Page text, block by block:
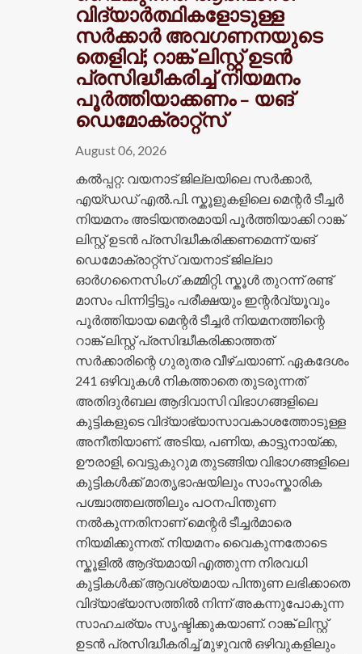
വിദ്യാർത്ഥികളോടുള്ള
സർക്കാർ അവഗണനയുടെ
തെളിവ്; റാങ്ക് ലിസ്റ്റ് ഉടൻ
പ്രസിദ്ധീകരിച്ച് നിയമനം
പൂർത്തിയാക്കണം – യങ്
ഡെമോക്രാറ്റ്സ്
August 06, 2026
കൽപ്പറ്റ: വയനാട് ജില്ലയിലെ സർക്കാർ,
എയ്ഡഡ് എൽ.പി. സ്കൂളുകളിലെ മെന്റർ ടീച്ചർ
നിയമനം അടിയന്തരമായി പൂർത്തിയാക്കി റാങ്ക്
ലിസ്റ്റ് ഉടൻ പ്രസിദ്ധീകരിക്കണമെന്ന് യങ്
ഡെമോക്രാറ്റ്സ് വയനാട് ജില്ലാ
ഓർഗനൈസിംഗ് കമ്മിറ്റി. സ്കൂൾ തുറന്ന് രണ്ട്
മാസം പിന്നിട്ടിട്ടും പരീക്ഷയും ഇന്റർവ്യൂവും
പൂർത്തിയായ മെന്റർ ടീച്ചർ നിയമനത്തിന്റെ
റാങ്ക് ലിസ്റ്റ് പ്രസിദ്ധീകരിക്കാത്തത്
സർക്കാരിന്റെ ഗുരുതര വീഴ്ചയാണ്. ഏകദേശം
241 ഒഴിവുകൾ നികത്താതെ തുടരുന്നത്
അതിദുർബല ആദിവാസി വിഭാഗങ്ങളിലെ
കുട്ടികളുടെ വിദ്യാഭ്യാസാവകാശത്തോടുള്ള
അനീതിയാണ്. അടിയ, പണിയ, കാട്ടുനായ്ക്ക,
ഊരാളി, വെട്ടുകുറുമ തുടങ്ങിയ വിഭാഗങ്ങളിലെ
കുട്ടികൾക്ക് മാതൃഭാഷയിലും സാംസ്കാരിക
പശ്ചാത്തലത്തിലും പഠനപിന്തുണ
നൽകുന്നതിനാണ് മെന്റർ ടീച്ചർമാരെ
നിയമിക്കുന്നത്. നിയമനം വൈകുന്നതോടെ
സ്കൂളിൽ ആദ്യമായി എത്തുന്ന നിരവധി
കുട്ടികൾക്ക് ആവശ്യമായ പിന്തുണ ലഭിക്കാതെ
വിദ്യാഭ്യാസത്തിൽ നിന്ന് അകന്നുപോകുന്ന
സാഹചര്യം സൃഷ്ടിക്കുകയാണ്. റാങ്ക് ലിസ്റ്റ്
ഉടൻ പ്രസിദ്ധീകരിച്ച് മുഴുവൻ ഒഴിവുകളിലും